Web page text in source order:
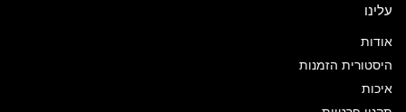
עלינו
אודות
היסטורית הזמנות
איכות